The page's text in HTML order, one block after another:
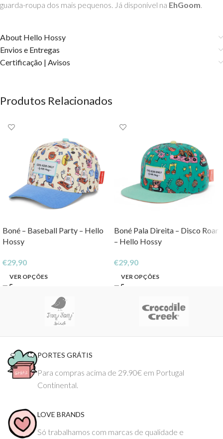
guarda-roupa dos mais pequenos. Já disponível na EhGoom.
About Hello Hossy
Envios e Entregas
Certificação | Avisos
Produtos Relacionados
Boné – Baseball Party – Hello
Hossy
€29,90
VER OPÇÕES
Boné Pala Direita – Disco Roar
– Hello Hossy
€29,90
VER OPÇÕES
PORTES GRÁTIS
Para compras acima de 29.90€ em Portugal
Continental.
LOVE BRANDS
Só trabalhamos com marcas de qualidade e